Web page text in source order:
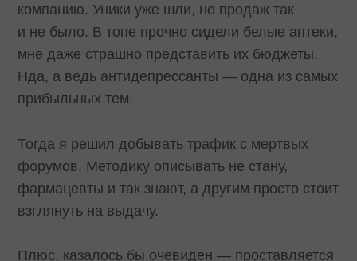
компанию. Уники уже шли, но продаж так
и не было. В топе прочно сидели белые аптеки,
мне даже страшно представить их бюджеты.
Нда, а ведь антидепрессанты — одна из самых
прибыльных тем.
Тогда я решил добывать трафик с мертвых
форумов. Методику описывать не стану,
фармацевты и так знают, а другим просто стоит
взглянуть на выдачу.
Плюс, казалось бы очевиден — проставляется